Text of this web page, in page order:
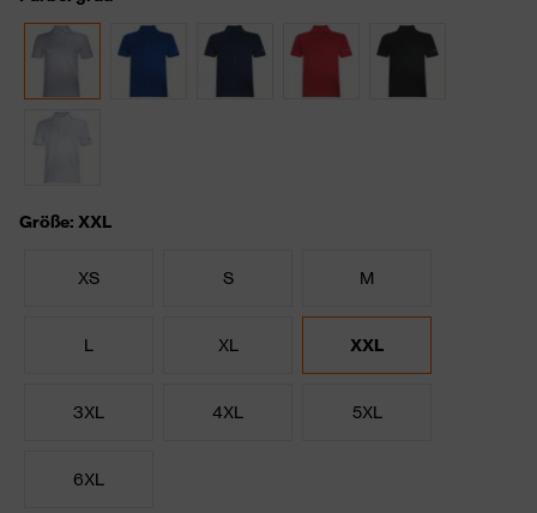
Größe: XXL
XS S M
L XL XXL
3XL 4XL 5XL
6XL